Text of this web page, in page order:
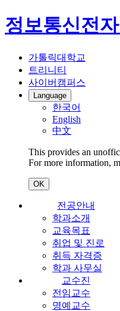
정보통신전
가톨릭대학교
트리니티
사이버캠퍼스
Language
한국어
English
中文
This provides an
For more information,
OK
전공안내
학과소개
교육목표
취업 및 진로
취득 자격증
학과 사무실
교수진
전임교수
명예교수